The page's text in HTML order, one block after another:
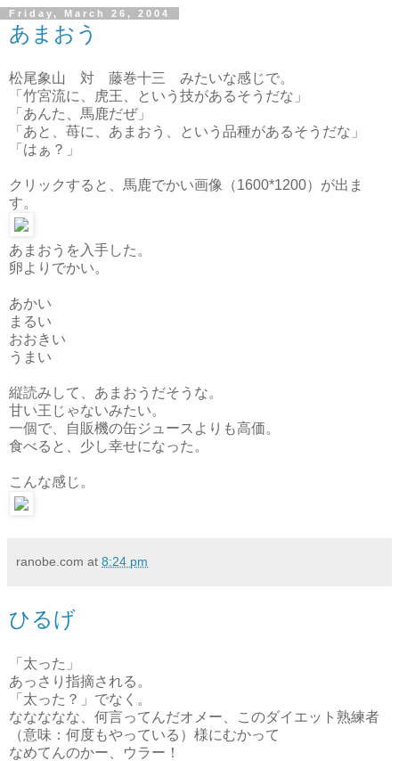
Friday, March 26, 2004
あまおう
松尾象山 対 藤巻十三 みたいな感じで。
「竹宮流に、虎王、という技があるそうだな」
「あんた、馬鹿だぜ」
「あと、苺に、あまおう、という品種があるそうだな」
「はぁ？」
クリックすると、馬鹿でかい画像（1600*1200）が出ま
す。
あまおうを入手した。
卵よりでかい。
あかい
まるい
おおきい
うまい
縦読みして、あまおうだそうな。
甘い王じゃないみたい。
一個で、自販機の缶ジュースよりも高価。
食べると、少し幸せになった。
こんな感じ。
ranobe.com at 8:24 pm
ひるげ
「太った」
あっさり指摘される。
「太った？」でなく。
ななななな、何言ってんだオメー、このダイエット熟練者
（意味：何度もやっている）様にむかって
なめてんのかー、ウラー！